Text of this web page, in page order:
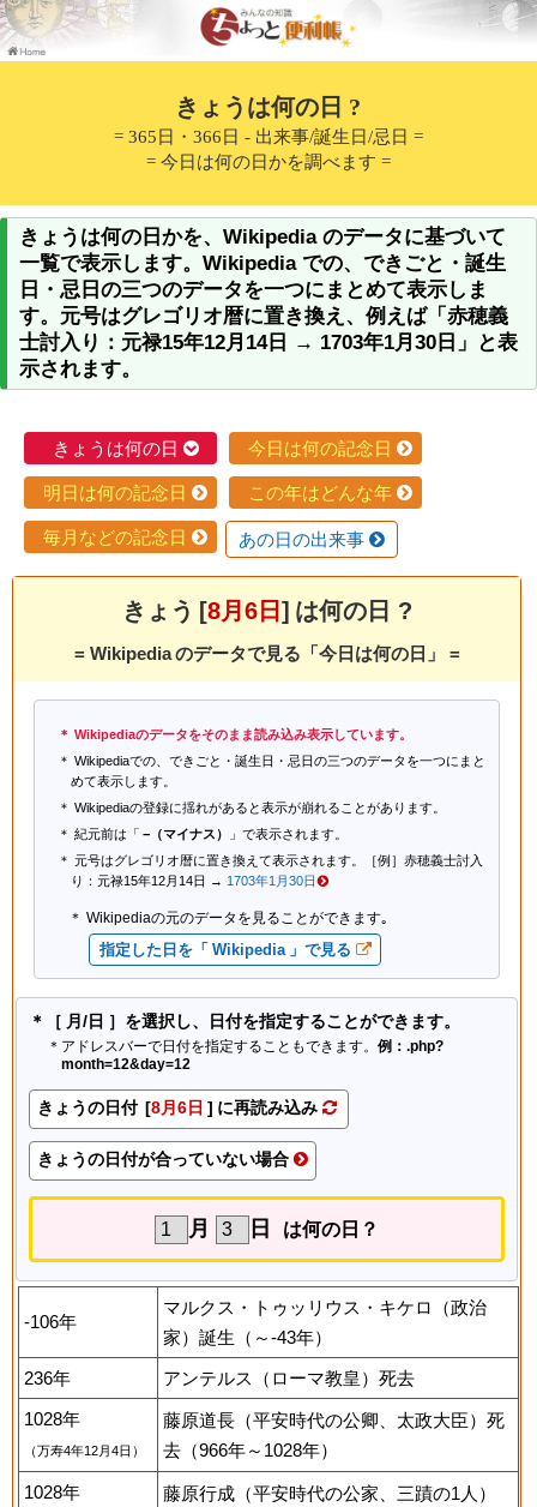
きょうは何の日 ?
= 365日・366日 - 出来事/誕生日/忌日 =
= 今日は何の日かを調べます =
きょうは何の日かを、Wikipedia のデータに基づいて
一覧で表示します。Wikipedia での、できごと・誕生
日・忌日の三つのデータを一つにまとめて表示しま
す。元号はグレゴリオ暦に置き換え、例えば「赤穂義
士討入り：元禄15年12月14日 → 1703年1月30日」と表
示されます。
きょうは何の日 今日は何の記念日
明日は何の記念日 この年はどんな年
毎月などの記念日 あの日の出来事
きょう [8月6日 ] は何の日 ?
= Wikipedia のデータで見る「今日は何の日」 =
Wikipediaのデータをそのまま読み込み表示しています。
Wikipediaでの、できごと・誕生日・忌日の三つのデータを一つにまと
めて表示します。
Wikipediaの登録に揺れがあると表示が崩れることがあります。
紀元前は「 −（マイナス）
」で表示されます。
元号はグレゴリオ暦に置き換えて表示されます。［例］赤穂義士討入
り：元禄15年12月14日 → 1703年1月30日
Wikipediaの元のデータを見ることができます｡
指定した日を「 Wikipedia 」で見る
＊［ 月/日 ］を選択し、日付を指定することができます。
＊アドレスバーで日付を指定することもできます。 例：.php?
month=12&day=12
きょうの日付 [8月6日 ] に再読み込み
きょうの日付が合っていない場合
月 日 は何の日？
-106年
マルクス・トゥッリウス・キケロ（政治
家）誕生（～-43年）
236年
アンテルス（ローマ教皇）死去
1028年
（万寿4年12月4日）
藤原道長（平安時代の公卿、太政大臣）死
去（966年～1028年）
1028年
藤原行成（平安時代の公家、三蹟の1人）